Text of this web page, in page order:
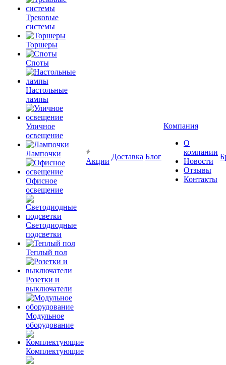
Трековые
системы
Торшеры
Споты
Настольные
лампы
Уличное
освещение
Лампочки
Офисное
освещение
Светодиодные
подсветки
Теплый пол
Розетки и
выключатели
Модульное
оборудование
Комплектующие
Акции
Доставка Блог
Компания
О
компании
Новости
Отзывы
Контакты